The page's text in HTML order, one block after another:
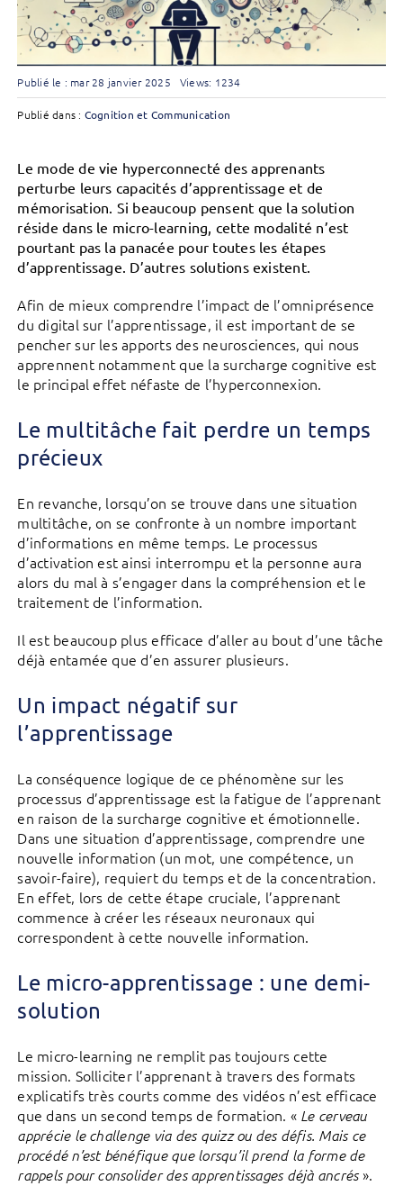
Publié le : mar 28 janvier 2025 Views: 1234
Publié dans : Cognition et Communication
Le mode de vie hyperconnecté des apprenants
perturbe leurs capacités d’apprentissage et de
mémorisation. Si beaucoup pensent que la solution
réside dans le micro-learning, cette modalité n’est
pourtant pas la panacée pour toutes les étapes
d’apprentissage. D’autres solutions existent.
Afin de mieux comprendre l’impact de l’omniprésence
du digital sur l’apprentissage, il est important de se
pencher sur les apports des neurosciences, qui nous
apprennent notamment que la surcharge cognitive est
le principal effet néfaste de l’hyperconnexion.
Le multitâche fait perdre un temps
précieux
En revanche, lorsqu’on se trouve dans une situation
multitâche, on se confronte à un nombre important
d’informations en même temps. Le processus
d’activation est ainsi interrompu et la personne aura
alors du mal à s’engager dans la compréhension et le
traitement de l’information.
Il est beaucoup plus efficace d’aller au bout d’une tâche
déjà entamée que d’en assurer plusieurs.
Un impact négatif sur
l’apprentissage
La conséquence logique de ce phénomène sur les
processus d’apprentissage est la fatigue de l’apprenant
en raison de la surcharge cognitive et émotionnelle.
Dans une situation d’apprentissage, comprendre une
nouvelle information (un mot, une compétence, un
savoir-faire), requiert du temps et de la concentration.
En effet, lors de cette étape cruciale, l’apprenant
commence à créer les réseaux neuronaux qui
correspondent à cette nouvelle information.
Le micro-apprentissage : une demi-
solution
Le micro-learning ne remplit pas toujours cette
mission. Solliciter l’apprenant à travers des formats
explicatifs très courts comme des vidéos n’est efficace
que dans un second temps de formation. « Le cerveau
apprécie le challenge via des quizz ou des défis. Mais ce
procédé n’est bénéfique que lorsqu’il prend la forme de
rappels pour consolider des apprentissages déjà ancrés».